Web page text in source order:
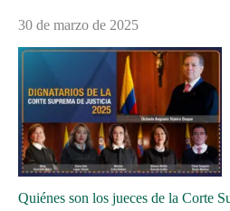
30 de marzo de 2025
Quiénes son los jueces de la Corte